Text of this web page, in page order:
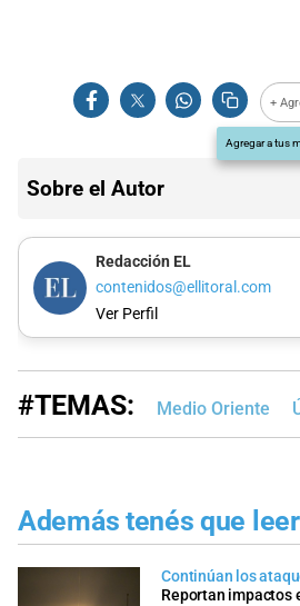
+
Agregar a tus
Sobre el Autor
Redacción EL
contenidos@ellitoral.com
Ver Perfil
#TEMAS: Medio Oriente
Además tenés que
Continúan los
Reportan impactos